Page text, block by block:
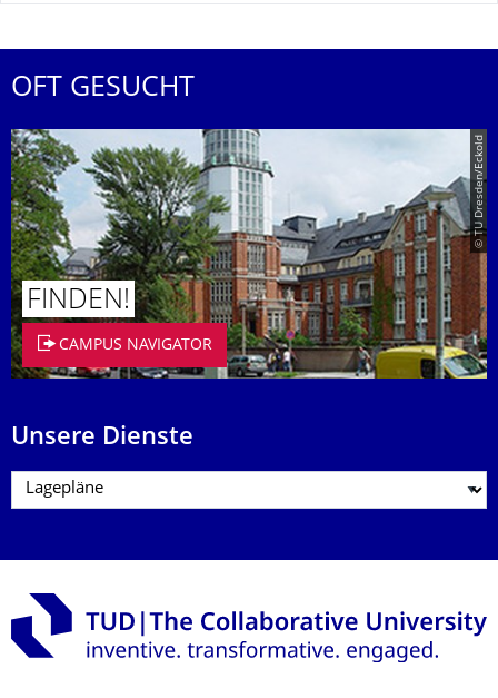
OFT GESUCHT
© TU Dresden/Eckold
FINDEN!
CAMPUS NAVIGATOR
Unsere Dienste